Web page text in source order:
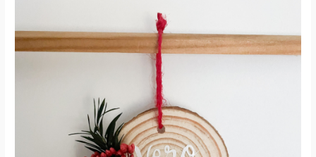
cantidad